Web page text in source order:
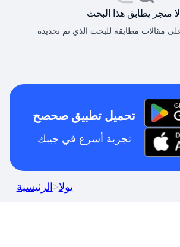
لا متجر يطابق هذا البحث
تحميل تطبيق صحصح
تجربة أسرع في جيبك
الرئيسية>يولا